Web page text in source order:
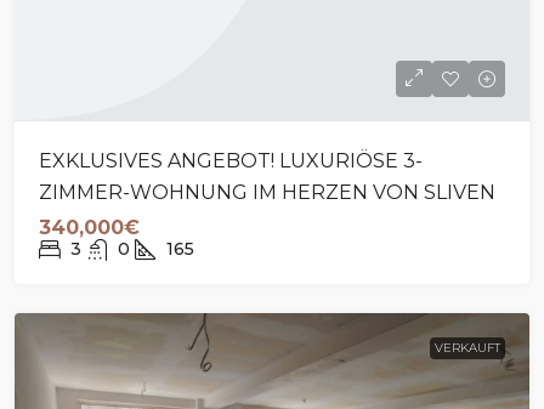
EXKLUSIVES ANGEBOT! LUXURIÖSE 3-
ZIMMER-WOHNUNG IM HERZEN VON SLIVEN
340,000€
3 0 165
VERKAUFT